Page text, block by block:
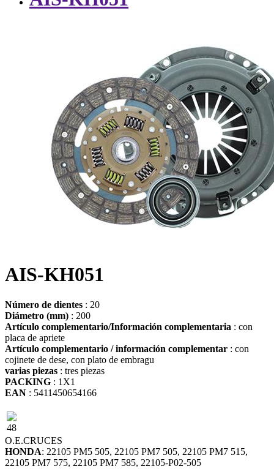
AIS-KH051
Número de dientes : 20
Diámetro (mm) : 200
Artículo complementario/Información complementaria : con
placa de apriete
Artículo complementario / información complementar : con
cojinete de dese, con plato de embragu
varias piezas : tres piezas
PACKING : 1X1
EAN : 5411450654166
48
O.E.CRUCES
HONDA: 22105 PM5 505, 22105 PM7 505, 22105 PM7 515,
22105 PM7 575, 22105 PM7 585, 22105-P02-505